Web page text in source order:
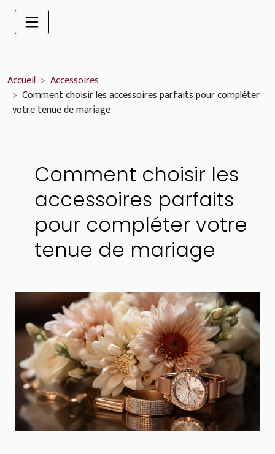
Accueil
Accessoires
Comment choisir les accessoires parfaits pour compléter
votre tenue de mariage
Comment choisir les
accessoires parfaits
pour compléter votre
tenue de mariage